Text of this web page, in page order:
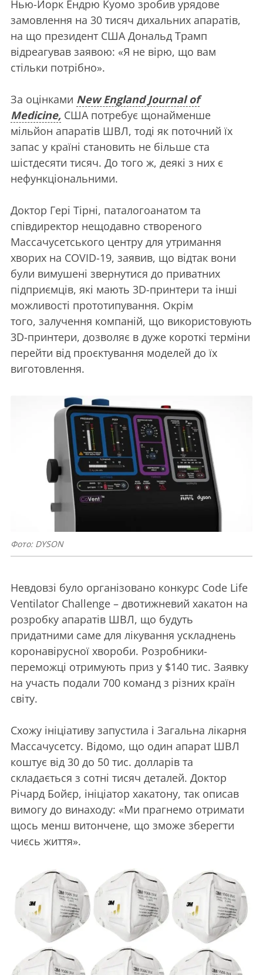
Нью-Йорк Ендрю Куомо зробив урядове
замовлення на 30 тисяч дихальних апаратів,
на що президент США Дональд Трамп
відреагував заявою: «Я не вірю, що вам
стільки потрібно».
За оцінками New England Journal of
Medicine, США потребує щонайменше
мільйон апаратів ШВЛ, тоді як поточний їх
запас у країні становить не більше ста
шістдесяти тисяч. До того ж, деякі з них є
нефункціональними.
Доктор Гері Тірні, паталогоанатом та
співдиректор нещодавно створеного
Массачусетського центру для утримання
хворих на COVID-19, заявив, що відтак вони
були вимушені звернутися до приватних
підприємців, які мають 3D-принтери та інші
можливості прототипування. Окрім
того, залучення компаній, що використовують
3D-принтери, дозволяє в дуже короткі терміни
перейти від проєктування моделей до їх
виготовлення.
Фото: DYSON
Невдовзі було організовано конкурс Code Life
Ventilator Challenge – двотижневий хакатон на
розробку апаратів ШВЛ, що будуть
придатними саме для лікування ускладнень
коронавірусної хвороби. Розробники-
переможці отримують приз у $140 тис. Заявку
на участь подали 700 команд з різних країн
світу.
Схожу ініціативу запустила і Загальна лікарня
Массачусетсу. Відомо, що один апарат ШВЛ
коштує від 30 до 50 тис. долларів та
складається з сотні тисяч деталей. Доктор
Річард Бойєр, ініціатор хакатону, так описав
вимогу до винаходу: «Ми прагнемо отримати
щось менш витончене, що зможе зберегти
чиєсь життя».